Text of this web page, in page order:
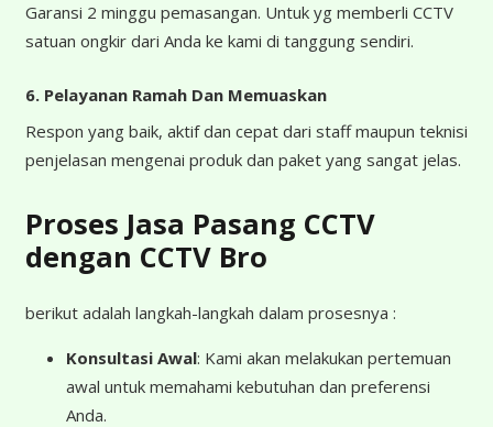
Garansi 2 minggu pemasangan. Untuk yg memberli CCTV
satuan ongkir dari Anda ke kami di tanggung sendiri.
6. Pelayanan Ramah Dan Memuaskan
Respon yang baik, aktif dan cepat dari staff maupun teknisi
penjelasan mengenai produk dan paket yang sangat jelas.
Proses Jasa Pasang CCTV
dengan CCTV Bro
berikut adalah langkah-langkah dalam prosesnya :
Konsultasi Awal: Kami akan melakukan pertemuan
awal untuk memahami kebutuhan dan preferensi
Anda.